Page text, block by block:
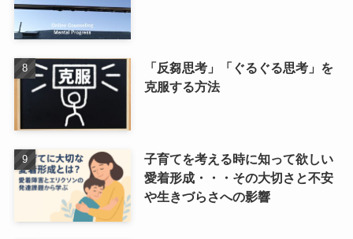
「反芻思考」「ぐるぐる思考」を
克服する方法
子育てを考える時に知って欲しい
愛着形成・・・その大切さと不安
や生きづらさへの影響